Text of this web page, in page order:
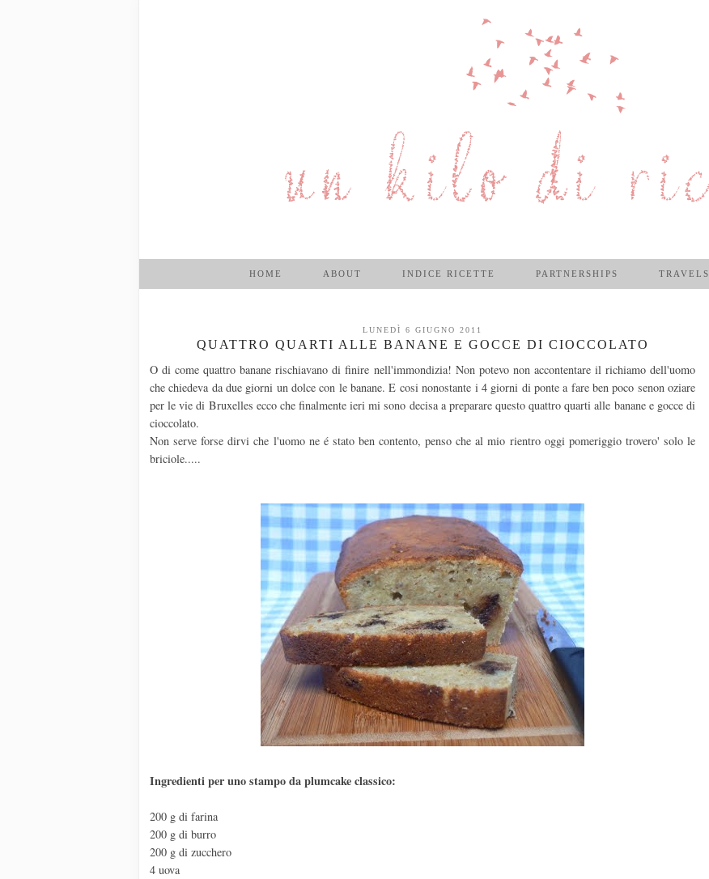
HOME ABOUT INDICE RICETTE PARTNERSHIPS TRAVELS
LUNEDÌ 6 GIUGNO 2011
QUATTRO QUARTI ALLE BANANE E GOCCE DI CIOCCOLATO
O di come quattro banane rischiavano di finire nell'immondizia! Non potevo non accontentare il richiamo dell'uomo
che chiedeva da due giorni un dolce con le banane. E cosi nonostante i 4 giorni di ponte a fare ben poco senon oziare
per le vie di Bruxelles ecco che finalmente ieri mi sono decisa a preparare questo quattro quarti alle banane e gocce di
cioccolato.
Non serve forse dirvi che l'uomo ne é stato ben contento, penso che al mio rientro oggi pomeriggio trovero' solo le
briciole.....
Ingredienti per uno stampo da plumcake classico:
200 g di farina
200 g di burro
200 g di zucchero
4 uova